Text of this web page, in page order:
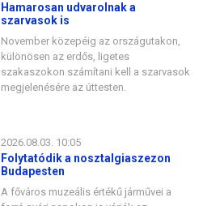
Hamarosan udvarolnak a
szarvasok is
November közepéig az országutakon,
különösen az erdős, ligetes
szakaszokon számítani kell a szarvasok
megjelenésére az úttesten.
2026.08.03. 10:05
Folytatódik a nosztalgiaszezon
Budapesten
A főváros muzeális értékű járművei a